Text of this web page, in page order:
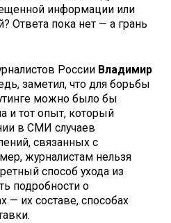
информации или
Ответа пока нет — а грань
России Владимир
заметил, что для борьбы
можно было бы
и тот опыт, который
в СМИ случаев
связанных с
журналистам нельзя
способ ухода из
подробности о
— их составе, способах